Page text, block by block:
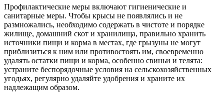
Профилактические меры включают гигиенические и
санитарные меры. Чтобы крысы не появлялись и не
размножались, необходимо содержать в чистоте и порядке
жилище, домашний скот и хранилища, правильно хранить
источники пищи и корма в местах, где грызуны не могут
приблизиться к ним или противостоять им, своевременно
удалять остатки пищи и корма, особенно свиньи и телята:
устраните беспорядочные условия на сельскохозяйственных
угодьях, регулярно удаляйте удобрения и храните их
надлежащим образом.